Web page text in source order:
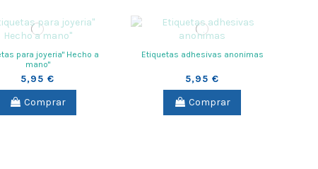
para joyeria" Hecho a
mano"
5,95 €
Comprar
Etiquetas adhesivas anonimas
5,95 €
Comprar